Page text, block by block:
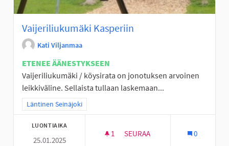
Vaijeriliukumäki Kasperiin
Kati Viljanmaa
ETENEE ÄÄNESTYKSEEN
Vaijeriliukumäki / köysirata on jonotuksen arvoinen
leikkiväline. Sellaista tullaan laskemaan...
Rajaa tulokset teeman mukaan: Läntinen Seinäjoki
Läntinen Seinäjoki
LUONTIAIKA
25.01.2025
1 1 SEURAAJA
SEURAA 0